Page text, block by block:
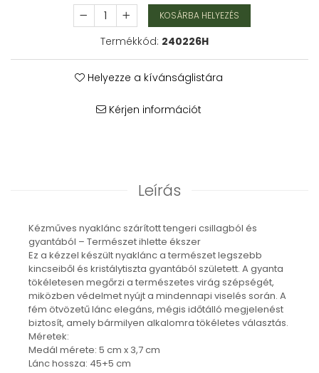
Fém ötvözet ékszerek
Fülbevaló
Gyöngy / Talizmán
Ásvány ékszerek
Nyaklánc / Medál
Fülbevaló
Karperec
Ékszer szett
Fa ékszerek
Nyaklánc / Medál
Fülbevaló
Ékszer szett
KOSÁRBA HELYEZÉS
Termékkód: 240226H
Helyezze a kívánságlistára
Kérjen információt
Leírás
Kézműves nyaklánc szárított tengeri csillagból és
gyantából – Természet ihlette ékszer
Ez a kézzel készült nyaklánc a természet legszebb
kincseiből és kristálytiszta gyantából született. A gyanta
tökéletesen megőrzi a természetes virág szépségét,
miközben védelmet nyújt a mindennapi viselés során. A
fém ötvözetű lánc elegáns, mégis időtálló megjelenést
biztosít, amely bármilyen alkalomra tökéletes választás.
Méretek:
Medál mérete: 5 cm x 3,7 cm
Lánc hossza: 45+5 cm